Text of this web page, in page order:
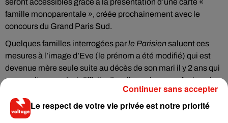
seront accessibles grâce à la présentation d’une carte «
famille monoparentale », créée prochainement avec le
concours du Grand Paris Sud.
Quelques familles interrogées parle Parisiensaluent ces
mesures à l’image d’Eve (le prénom a été modifié) qui est
devenue mère seule suite au décès de son mari il y 2 ans qui
reconnait que « c’est difficile d’expliquer à mes enfants qu’on
ne dispose plus des mêmes revenus. D’autant qu’ils
souffrent déjà de l’absence de leur père, c’est la double
peine. Mais le plus dur c’est de se sentir isolée. Avoir donc un
Le respect de votre vie privée est notre priorité
Continuer sans accepter